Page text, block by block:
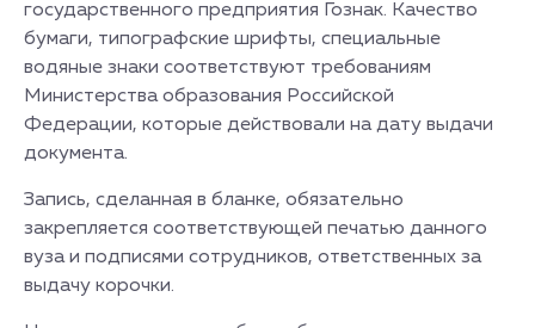
государственного предприятия Гознак. Качество
бумаги, типографские шрифты, специальные
водяные знаки соответствуют требованиям
Министерства образования Российской
Федерации, которые действовали на дату выдачи
документа.
Запись, сделанная в бланке, обязательно
закрепляется соответствующей печатью данного
вуза и подписями сотрудников, ответственных за
выдачу корочки.